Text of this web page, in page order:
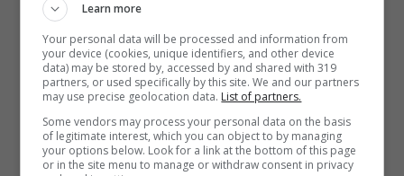
Articoli recentiNapoli tra le Top 10 Città
Mondiali per il Workcation
Trasporti Efficiente la
Rendono la Favorita
Learn more
Your personal data will be processed and information from
your device (cookies, unique identifiers, and other device
data) may be stored by, accessed by and shared with 319
partners, or used specifically by this site. We and our partners
may use precise geolocation data. List of partners.
Some vendors may process your personal data on the basis
of legitimate interest, which you can object to by managing
your options below. Look for a link at the bottom of this page
or in the site menu to manage or withdraw consent in privacy